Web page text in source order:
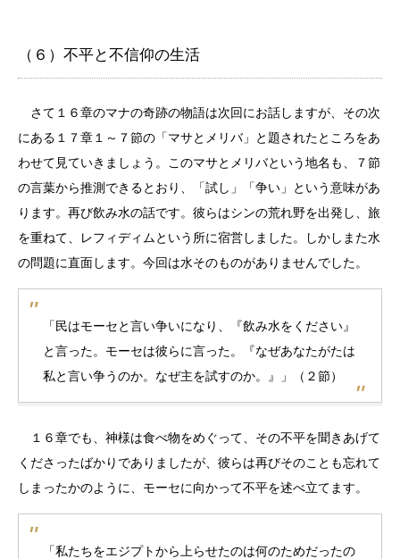
（６）不平と不信仰の生活
さて１６章のマナの奇跡の物語は次回にお話しますが、その次
にある１７章１～７節の「マサとメリバ」と題されたところをあ
わせて見ていきましょう。このマサとメリバという地名も、７節
の言葉から推測できるとおり、「試し」「争い」という意味があ
ります。再び飲み水の話です。彼らはシンの荒れ野を出発し、旅
を重ねて、レフィディムという所に宿営しました。しかしまた水
の問題に直面します。今回は水そのものがありませんでした。
「民はモーセと言い争いになり、『飲み水をください』
と言った。モーセは彼らに言った。『なぜあなたがたは
私と言い争うのか。なぜ主を試すのか。』」（２節）
１６章でも、神様は食べ物をめぐって、その不平を聞きあげて
くださったばかりでありましたが、彼らは再びそのことも忘れて
しまったかのように、モーセに向かって不平を述べ立てます。
「私たちをエジプトから上らせたのは何のためだったの